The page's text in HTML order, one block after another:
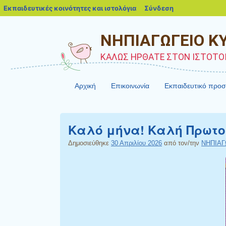
ΝΗΠΙΑΓΩΓΕΙΟ
ΚΑΛΩΣ ΗΡΘΑΤΕ ΣΤΟΝ
Αρχική Επικοινωνία Εκπαιδευτικό
Καλό μήνα! Καλή
Δημοσιεύθηκε 30 Απριλίου 2026 από τον/την
Εκπαιδευτικές κοινότητες και ιστολόγια blogs.sch.gr
Σύνδεση